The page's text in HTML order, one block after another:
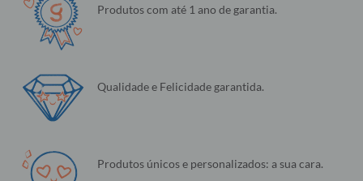
Produtos com até 1 ano de garantia.
Qualidade e Felicidade garantida.
Produtos únicos e personalizados: a sua cara.